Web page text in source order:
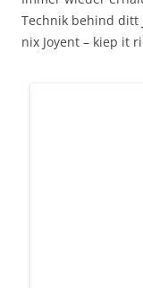
Technik behind ditt
nix Joyent – kiep it